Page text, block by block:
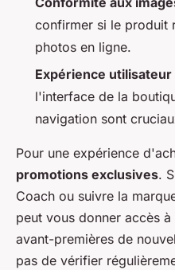
confirmer si le produit
photos en ligne.
Expérience utilisateur
l'interface de la
navigation sont
Pour une expérience
promotions exclusives.
Coach ou suivre la
peut vous donner accès
avant-premières de
pas de vérifier